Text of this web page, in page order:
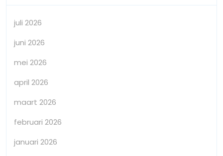
juli 2026
juni 2026
mei 2026
april 2026
maart 2026
februari 2026
januari 2026